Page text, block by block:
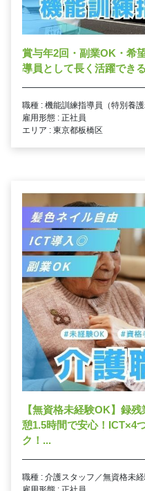
賞与年2回・副業OK・希
導員として長く活躍でき
職種 : 機能訓練指導員（特別養護
雇用形態 : 正社員
エリア : 東京都板橋区
【無資格未経験OK】録
憩1.5時間で安心！ICT×4
ク！...
職種 : 介護スタッフ／無資格未